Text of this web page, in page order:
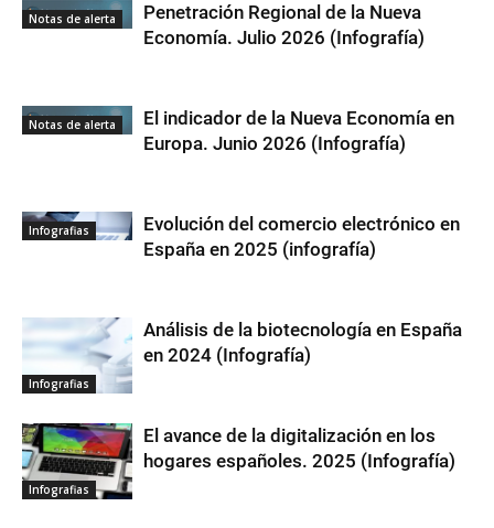
Notas de alerta
Penetración Regional de la Nueva
Economía. Julio 2026 (Infografía)
Notas de alerta
El indicador de la Nueva Economía en
Europa. Junio 2026 (Infografía)
Infografias
Evolución del comercio electrónico en
España en 2025 (infografía)
Infografias
Análisis de la biotecnología en España
en 2024 (Infografía)
Infografias
El avance de la digitalización en los
hogares españoles. 2025 (Infografía)